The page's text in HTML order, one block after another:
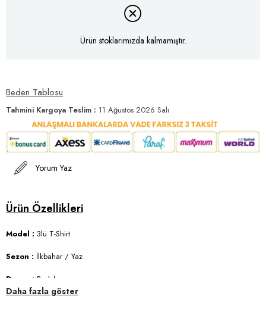
Ürün stoklarımızda kalmamıştır.
Beden Tablosu
Tahmini Kargoya Teslim : 11 Ağustos 2026 Salı
Yorum Yaz
Model : 3lü T-Shirt
Sezon : İlkbahar / Yaz
Desen : Baskılı
Daha fazla göster